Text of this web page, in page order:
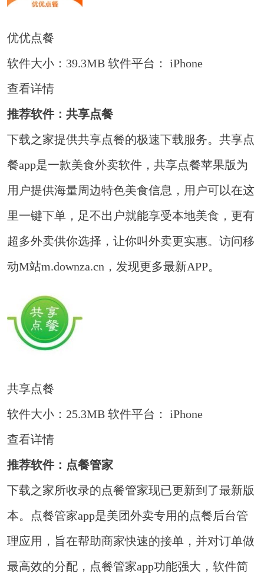
优优点餐
软件大小：39.3MB 软件平台： iPhone
查看详情
推荐软件：共享点餐
下载之家提供共享点餐的极速下载服务。共享点
餐app是一款美食外卖软件，共享点餐苹果版为
用户提供海量周边特色美食信息，用户可以在这
里一键下单，足不出户就能享受本地美食，更有
超多外卖供你选择，让你叫外卖更实惠。访问移
动M站m.downza.cn，发现更多最新APP。
共享点餐
软件大小：25.3MB 软件平台： iPhone
查看详情
推荐软件：点餐管家
下载之家所收录的点餐管家现已更新到了最新版
本。点餐管家app是美团外卖专用的点餐后台管
理应用，旨在帮助商家快速的接单，并对订单做
最高效的分配，点餐管家app功能强大，软件简